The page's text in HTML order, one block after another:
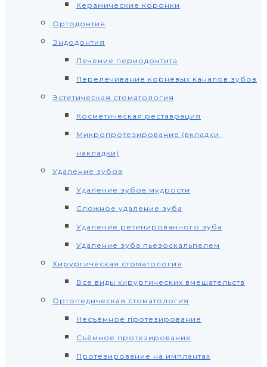
Керамические коронки
Ортодонтия
Эндодонтия
Лечение периодонтита
Перелечивание корневых каналов зубов
Эстетическая стоматология
Косметическая реставрация
Микропротезирование (вкладки,
накладки)
Удаление зубов
Удаление зубов мудрости
Сложное удаление зуба
Удаление ретинированного зуба
Удаление зуба пьезоскальпелем
Хирургическая стоматология
Все виды хирургических вмешательств
Ортопедическая стоматология
Несъёмное протезирование
Съёмное протезирование
Протезирование на имплантах